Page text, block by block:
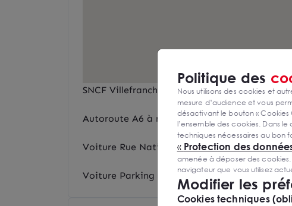
SNCF Villefranche à 2 minutes
Autoroute A6 à moins de 10 minutes
Voiture Rue Nationale à proximité
Voiture Parking des Ursulines à proximité
Politique des
Nous utilisons des cookies et
mesure d’audience et vous
désactivant le bouton « Cookies
l’ensemble des cookies. Dans le
techniques nécessaires au bon
« Protection des
amenée à déposer des cookies.
navigateur que vous utilisez
Modifier les
Cookies techniques